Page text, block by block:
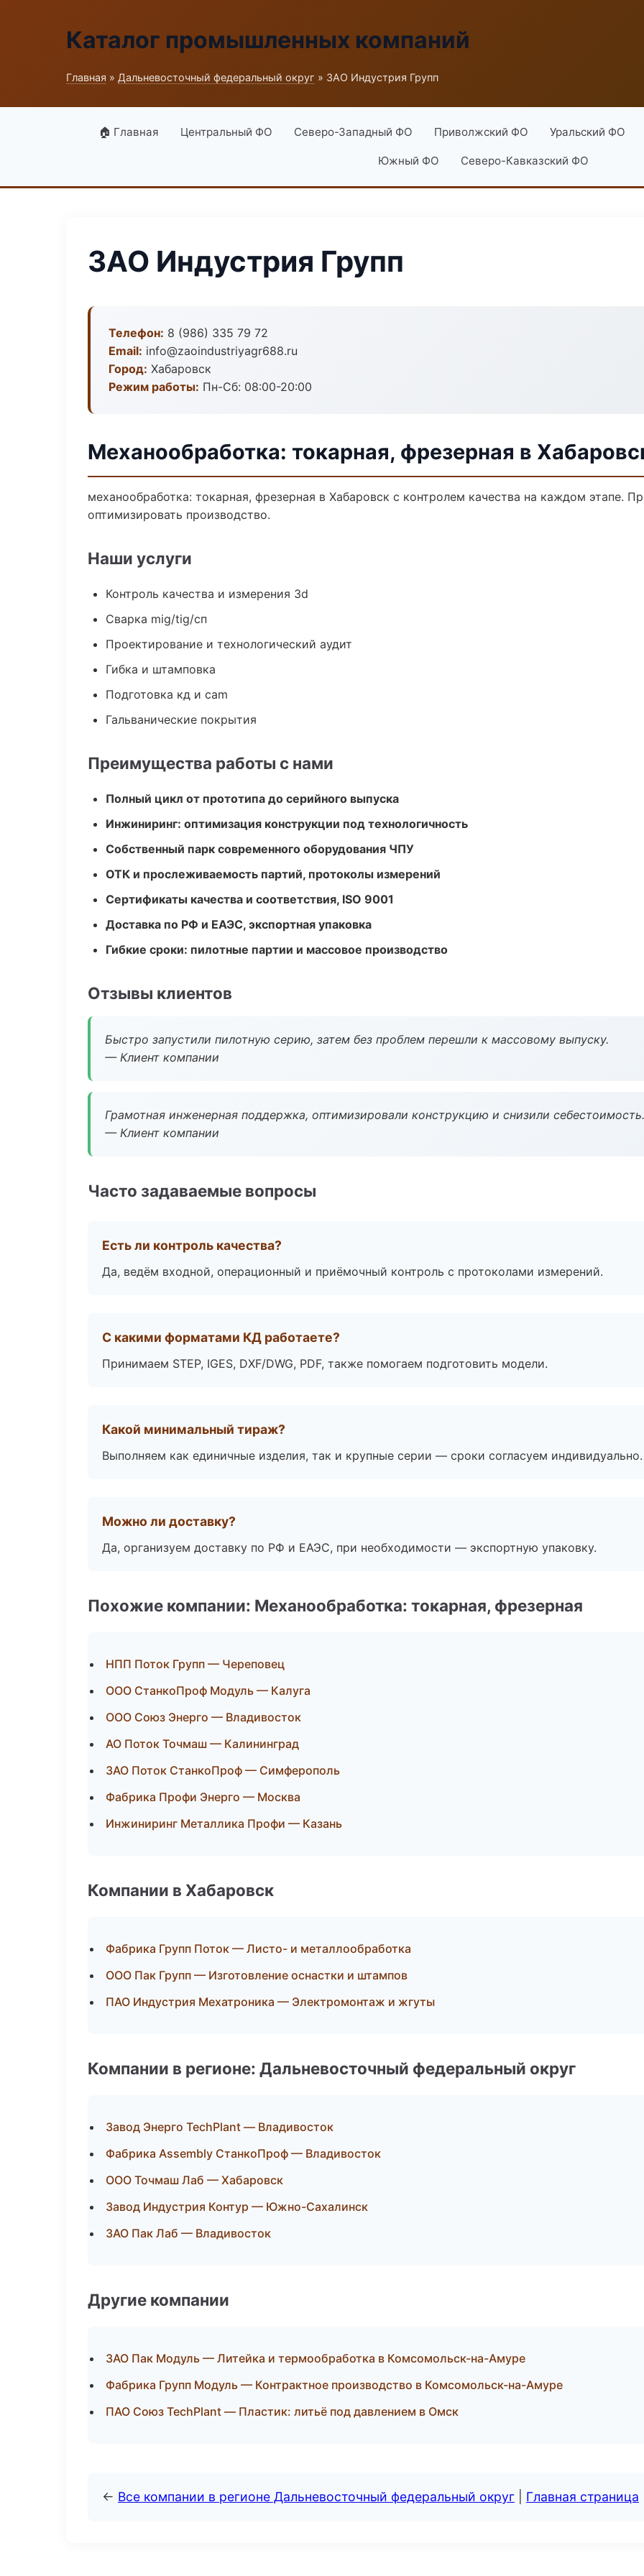
Каталог промышленных компаний
Главная » Дальневосточный федеральный округ » ЗАО Индустрия Групп
🏠 Главная Центральный ФО Северо-Западный ФО Приволжский ФО Уральский ФО
Южный ФО Северо-Кавказский ФО
ЗАО Индустрия Групп
Телефон: 8 (986) 335 79 72
Email: info@zaoindustriyagr688.ru
Город: Хабаровск
Режим работы: Пн-Сб: 08:00-20:00
Механообработка: токарная, фрезерная в
механообработка: токарная, фрезерная в Хабаровск с контролем качества на каждом этапе.
оптимизировать производство.
Наши услуги
Контроль качества и измерения 3d
Сварка mig/tig/сп
Проектирование и технологический аудит
Гибка и штамповка
Подготовка кд и cam
Гальванические покрытия
Преимущества работы с нами
Полный цикл от прототипа до серийного выпуска
Инжиниринг: оптимизация конструкции под технологичность
Собственный парк современного оборудования ЧПУ
ОТК и прослеживаемость партий, протоколы измерений
Сертификаты качества и соответствия, ISO 9001
Доставка по РФ и ЕАЭС, экспортная упаковка
Гибкие сроки: пилотные партии и массовое производство
Отзывы клиентов
Быстро запустили пилотную серию, затем без проблем перешли к массовому выпуску.
— Клиент компании
Грамотная инженерная поддержка, оптимизировали конструкцию и снизили себестоимость.
— Клиент компании
Часто задаваемые вопросы
Есть ли контроль качества?
Да, ведём входной, операционный и приёмочный контроль с протоколами измерений.
С какими форматами КД работаете?
Принимаем STEP, IGES, DXF/DWG, PDF, также помогаем подготовить модели.
Какой минимальный тираж?
Выполняем как единичные изделия, так и крупные серии — сроки согласуем индивидуально.
Можно ли доставку?
Да, организуем доставку по РФ и ЕАЭС, при необходимости — экспортную упаковку.
Похожие компании: Механообработка: токарная, фрезерная
НПП Поток Групп — Череповец
ООО СтанкоПроф Модуль — Калуга
ООО Союз Энерго — Владивосток
АО Поток Точмаш — Калининград
ЗАО Поток СтанкоПроф — Симферополь
Фабрика Профи Энерго — Москва
Инжиниринг Металлика Профи — Казань
Компании в Хабаровск
Фабрика Групп Поток — Листо- и металлообработка
ООО Пак Групп — Изготовление оснастки и штампов
ПАО Индустрия Мехатроника — Электромонтаж и жгуты
Компании в регионе: Дальневосточный федеральный округ
Завод Энерго TechPlant — Владивосток
Фабрика Assembly СтанкоПроф — Владивосток
ООО Точмаш Лаб — Хабаровск
Завод Индустрия Контур — Южно-Сахалинск
ЗАО Пак Лаб — Владивосток
Другие компании
ЗАО Пак Модуль — Литейка и термообработка в Комсомольск-на-Амуре
Фабрика Групп Модуль — Контрактное производство в Комсомольск-на-Амуре
ПАО Союз TechPlant — Пластик: литьё под давлением в Омск
← Все компании в регионе Дальневосточный федеральный округ Главная страница